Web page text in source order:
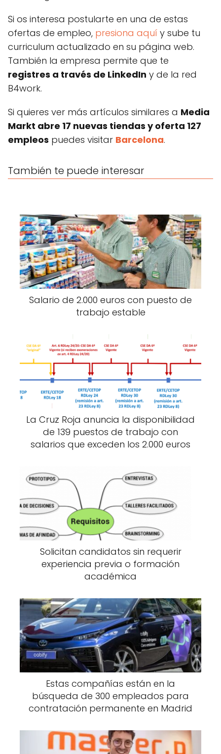
Si os interesa postularte en una de estas
ofertas de empleo, presiona aquí y sube tu
curriculum actualizado en su página web.
También la empresa permite que te
registres a través de LinkedIn y de la red
B4work.
Si quieres ver más artículos similares a Media
Markt abre 17 nuevas tiendas y oferta 127
empleos puedes visitar Barcelona.
También te puede interesar
Salario de 2.000 euros con puesto de
trabajo estable
La Cruz Roja anuncia la disponibilidad
de 139 puestos de trabajo con
salarios que exceden los 2.000 euros
Solicitan candidatos sin requerir
experiencia previa o formación
académica
Estas compañías están en la
búsqueda de 300 empleados para
contratación permanente en Madrid